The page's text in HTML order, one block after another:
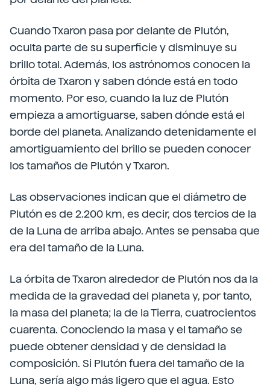
Cuando Txaron pasa por delante de Plutón,
oculta parte de su superficie y disminuye su
brillo total. Además, los astrónomos conocen la
órbita de Txaron y saben dónde está en todo
momento. Por eso, cuando la luz de Plutón
empieza a amortiguarse, saben dónde está el
borde del planeta. Analizando detenidamente el
amortiguamiento del brillo se pueden conocer
los tamaños de Plutón y Txaron.
Las observaciones indican que el diámetro de
Plutón es de 2.200 km, es decir, dos tercios de la
de la Luna de arriba abajo. Antes se pensaba que
era del tamaño de la Luna.
La órbita de Txaron alrededor de Plutón nos da la
medida de la gravedad del planeta y, por tanto,
la masa del planeta; la de la Tierra, cuatrocientos
cuarenta. Conociendo la masa y el tamaño se
puede obtener densidad y de densidad la
composición. Si Plutón fuera del tamaño de la
Luna, sería algo más ligero que el agua. Esto